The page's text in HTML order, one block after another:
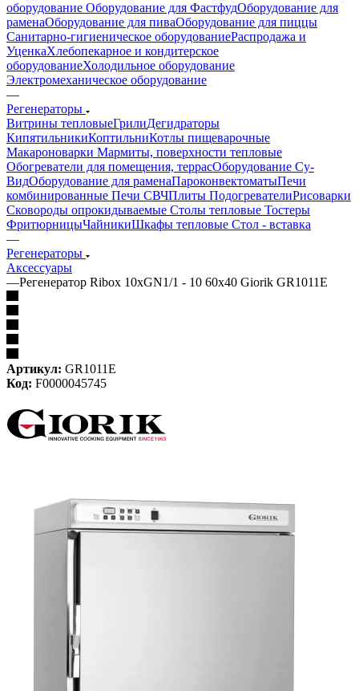
оборудование Оборудование для ФастфудОборудование для
раменаОборудование для пиваОборудование для пиццы
Санитарно-гигиеническое оборудованиеРаспродажа и
УценкаХлебопекарное и кондитерское
оборудованиеХолодильное оборудование
Электромеханическое оборудование
—
Регенераторы
Витрины тепловыеГрилиДегидраторы
КипятильникиКоптильниКотлы пищеварочные
Макароноварки Мармиты, поверхности тепловые
Обогреватели для помещения, террасОборудование Су-
BидОборудование для раменаПароконвектоматыПечи
комбинированные Печи СВЧПлиты ПодогревателиРисоварки
Сковороды опрокидываемые Столы тепловые Тостеры
ФритюрницыЧайникиШкафы тепловые Стол - вставка
—
Регенераторы
Аксессуары
—Регенератор Ribox 10хGN1/1 - 10 60x40 Giorik GR1011E
Артикул: GR1011E
Код: F0000045745